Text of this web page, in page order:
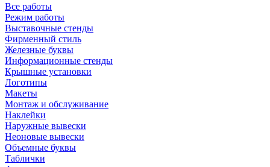
Все работы
Режим работы
Выставочные стенды
Фирменный стиль
Железные буквы
Информационные стенды
Крышные установки
Логотипы
Макеты
Монтаж и обслуживание
Наклейки
Наружные вывески
Неоновые вывески
Объемные буквы
Таблички